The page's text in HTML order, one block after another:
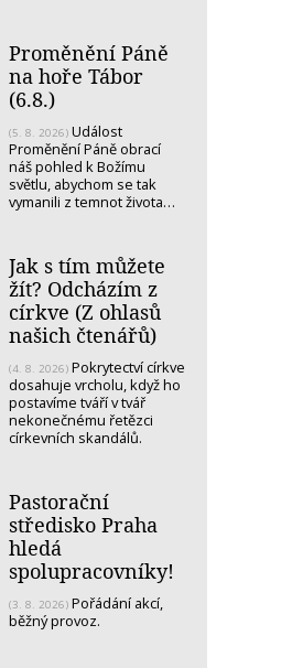
Proměnění Páně
na hoře Tábor
(6.8.)
(5. 8. 2026) Událost
Proměnění Páně obrací
náš pohled k Božímu
světlu, abychom se tak
vymanili z temnot života…
Jak s tím můžete
žít? Odcházím z
církve (Z ohlasů
našich čtenářů)
(4. 8. 2026) Pokrytectví církve
dosahuje vrcholu, když ho
postavíme tváří v tvář
nekonečnému řetězci
církevních skandálů.
Pastorační
středisko Praha
hledá
spolupracovníky!
(3. 8. 2026) Pořádání akcí,
běžný provoz.